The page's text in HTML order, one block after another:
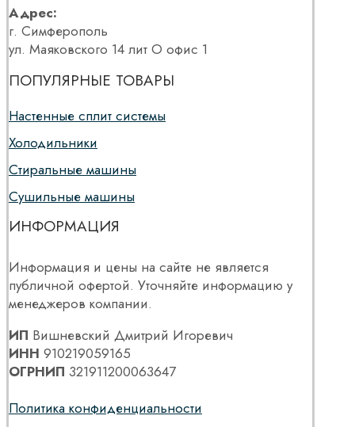
Адрес:
г. Симферополь
ул. Маяковского 14 лит О офис 1
ПОПУЛЯРНЫЕ ТОВАРЫ
Настенные сплит системы
Холодильники
Стиральные машины
Сушильные машины
ИНФОРМАЦИЯ
Информация и цены на сайте не является
публичной офертой. Уточняйте информацию у
менеджеров компании.
ИП Вишневский Дмитрий Игоревич
ИНН 910219059165
ОГРНИП 321911200063647
Политика конфиденциальности